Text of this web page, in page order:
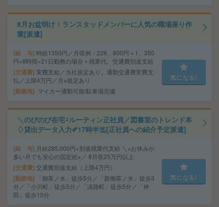
8月お盆明け！ランスタッドメンバーに人気の職場座り作
業[派遣]
給 与 時給1350円／月収例：226、800円＝1、350
円×8時間×21日勤務の場合＋残業代、交通費別途支給
交通費 実費支給／当社規定あり。通勤交通費実費支
払／上限4万円／月※規定あり
勤務地 マイカー通勤可能/駐車場完備
気になる!
＼のびのび在宅⍣ルーティン正社員／図書室のトレンド本
♢貸出データ入力✐17時半迄[正社員への紹介予定派遣]
給 与 月給285,000円+別途残業代支給 ＼⋆お休みが
多い月でも安心の固定給⋆／ #月収25万円以上
交通費 交通費別途支給（上限4万円）
勤務地
「御茶ノ水」徒歩5分／「新御茶ノ水」徒歩3
分／「小川町」徒歩5分／「淡路町」徒歩5分／「神
田」徒歩10分
気になる!